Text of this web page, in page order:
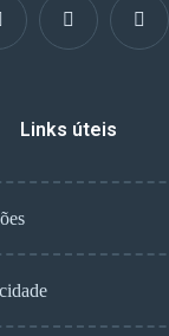
Links úteis